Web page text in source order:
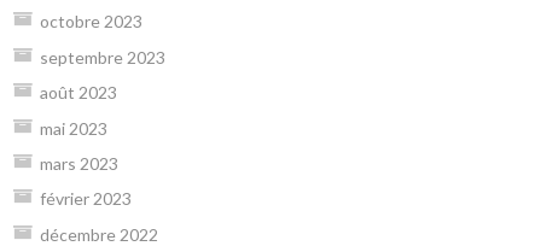
octobre 2023
septembre 2023
août 2023
mai 2023
mars 2023
février 2023
décembre 2022